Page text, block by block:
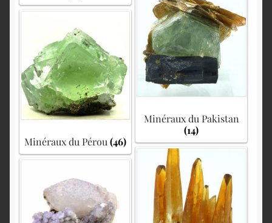
Minéraux du Pakistan
(14)
Minéraux du Pérou(46)